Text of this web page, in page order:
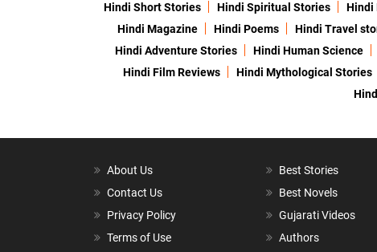
Hindi Short Stories Hindi Spiritual Stories Hindi
Hindi Magazine
Hindi Poems Hindi Travel
Hindi Adventure Stories
Hindi Human Science
Hindi Film Reviews
Hindi Mythological Stories
About Us
Contact Us
Privacy Policy
Terms of Use
Best Stories
Best Novels
Gujarati Videos
Authors